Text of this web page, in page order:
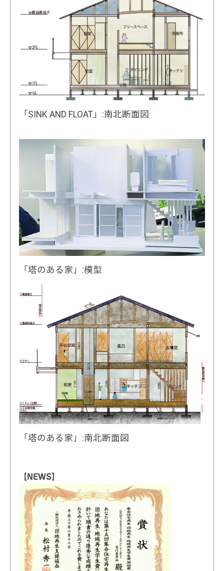
「SINK AND FLOAT」:南北断面図
「塔のある家」:模型
「塔のある家」:南北断面図
【NEWS】